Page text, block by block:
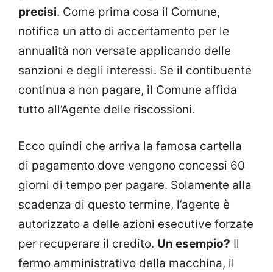
precisi. Come prima cosa il Comune,
notifica un atto di accertamento per le
annualità non versate applicando delle
sanzioni e degli interessi. Se il contibuente
continua a non pagare, il Comune affida
tutto all’Agente delle riscossioni.
Ecco quindi che arriva la famosa cartella
di pagamento dove vengono concessi 60
giorni di tempo per pagare. Solamente alla
scadenza di questo termine, l’agente è
autorizzato a delle azioni esecutive forzate
per recuperare il credito. Un esempio? Il
fermo amministrativo della macchina, il